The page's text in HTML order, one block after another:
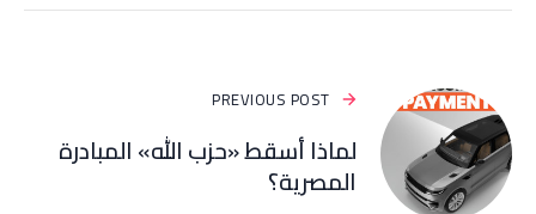
PREVIOUS POST
لماذا أسقط «حزب الله» المبادرة
المصرية؟